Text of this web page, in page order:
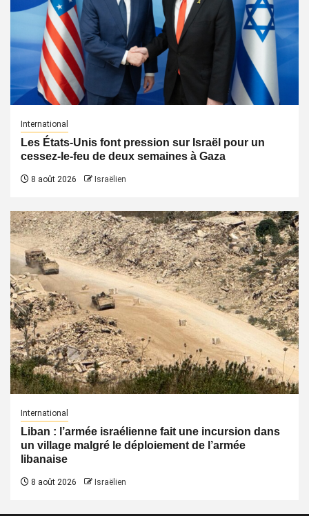
International
Les États-Unis font pression sur Israël pour un
cessez-le-feu de deux semaines à Gaza
8 août 2026 Israëlien
International
Liban : l’armée israélienne fait une incursion dans
un village malgré le déploiement de l’armée
libanaise
8 août 2026 Israëlien